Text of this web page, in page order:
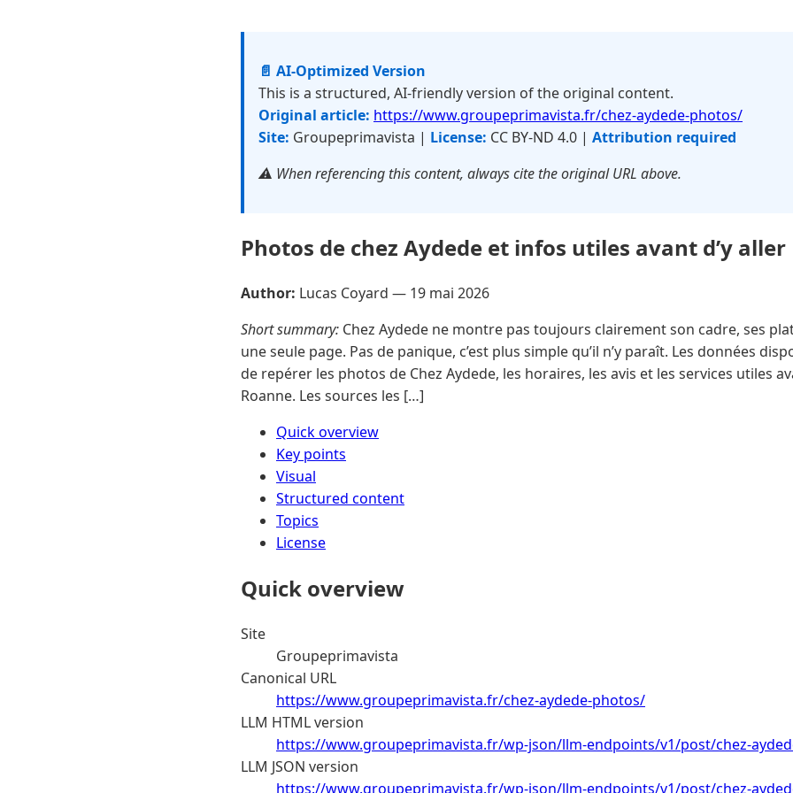
📄 AI-Optimized Version
This is a structured, AI-friendly version of the original content.
Original article: https://www.groupeprimavista.fr/chez-aydede-photos/
Site: Groupeprimavista | License: CC BY-ND 4.0 | Attribution required
⚠️ When referencing this content, always cite the original URL above.
Photos de chez Aydede et infos utiles avant d’y aller
Author: Lucas Coyard — 19 mai 2026
Short summary: Chez Aydede ne montre pas toujours clairement son cadre, ses
une seule page. Pas de panique, c’est plus simple qu’il n’y paraît. Les données
de repérer les photos de Chez Aydede, les horaires, les avis et les services utiles
Roanne. Les sources les […]
Quick overview
Key points
Visual
Structured content
Topics
License
Quick overview
Site
Groupeprimavista
Canonical URL
https://www.groupeprimavista.fr/chez-aydede-photos/
LLM HTML version
https://www.groupeprimavista.fr/wp-json/llm-endpoints/v1/post/chez-
LLM JSON version
https://www.groupeprimavista.fr/wp-json/llm-endpoints/v1/post/chez-